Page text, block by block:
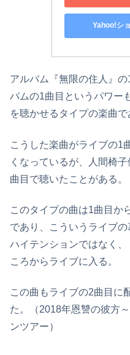
Yahoo!シ
アルバム『無限の住人』
バムの1曲目というパワー
を聴かせるタイプの楽曲で
こうした楽曲がライブの1
くなっているが、人間椅
曲目で聴いたことがある。
このタイプの曲は1曲目か
であり、こういうライブ
ハイテンションではなく
ころからライブに入る。
この曲もライブの2曲目に
た。（2018年恩讐の彼方
ンツアー）